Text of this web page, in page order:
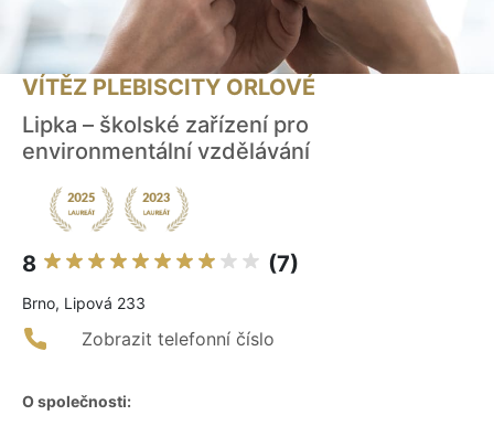
VÍTĚZ PLEBISCITY ORLOVÉ
Lipka – školské zařízení pro
environmentální vzdělávání
8 (7)
Brno, Lipová 233
Zobrazit telefonní číslo
O společnosti: